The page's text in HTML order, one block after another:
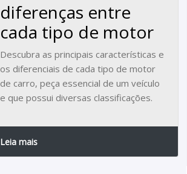
diferenças entre
cada tipo de motor
Descubra as principais características e
os diferenciais de cada tipo de motor
de carro, peça essencial de um veículo
e que possui diversas classificações.
Leia mais